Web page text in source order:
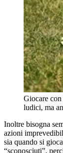
Giocare
ludici, ma
Inoltre bisogna
azioni
sia quando si
“sconosciuti”,